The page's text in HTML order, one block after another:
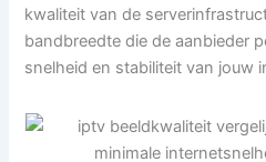
kwaliteit van de
bandbreedte die de aanbieder
snelheid en stabiliteit van jouw